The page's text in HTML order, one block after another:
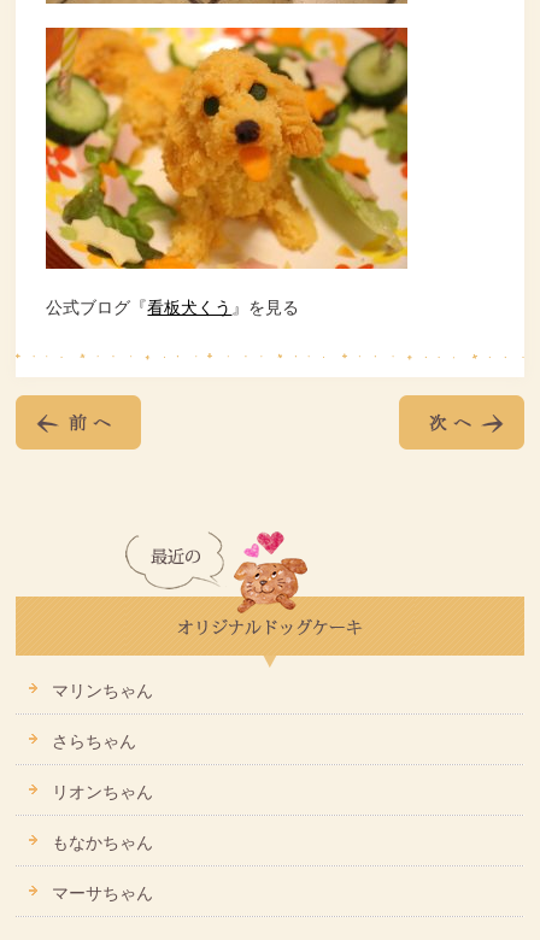
公式ブログ『看板犬くう 』を見る
マリンちゃん
さらちゃん
リオンちゃん
もなかちゃん
マーサちゃん